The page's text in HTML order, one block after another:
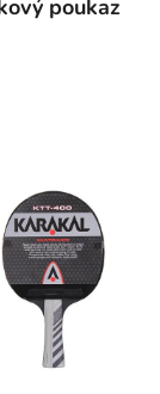
poukaz